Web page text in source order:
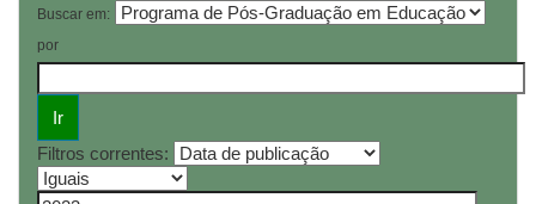
Buscar em:
por
Filtros correntes: